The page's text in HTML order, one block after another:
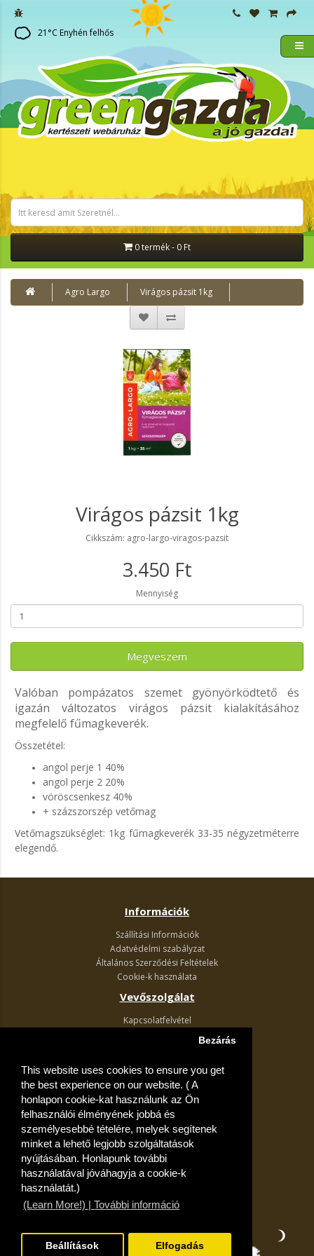
This website uses cookies to ensure you get
the best experience on our website. ( A
honlapon cookie-kat használunk az Ön
felhasználói élményének jobbá és
személyesebbé tételére, melyek segítenek
minket a lehető legjobb szolgáltatások
nyújtásában. Honlapunk további
használatával jóváhagyja a cookie-k
használatát.)
(Learn More!) | További információ
Bezárás
Beállítások Elfogadás
21 °C Enyhén felhős
0 termék - 0 Ft
Agro Largo Virágos pázsit 1kg
Virágos pázsit 1kg
Cikkszám: agro-largo-viragos-pazsit
3.450 Ft
Mennyiség
Megveszem
Valóban pompázatos szemet gyönyörködtető és
igazán változatos virágos pázsit kialakításához
megfelelő fűmagkeverék.
Összetétel:
angol perje 1 40%
angol perje 2 20%
vöröscsenkesz 40%
+ százszorszép vetőmag
Vetőmagszükséglet: 1kg fűmagkeverék 33-35 négyzetméterre
elegendő.
Információk
Szállítási Információk
Adatvédelmi szabályzat
Általános Szerződési Feltételek
Cookie-k használata
Vevőszolgálat
Kapcsolatfelvétel
Akciós ajánlatok
Fiók
Kívánságlista